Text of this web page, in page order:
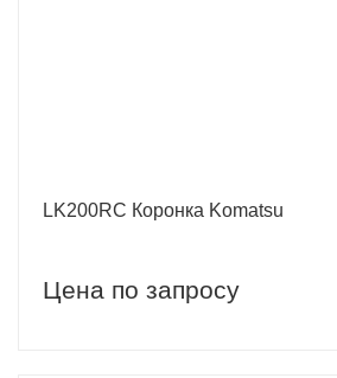
LK200RC Коронка Komatsu
Цена по запросу